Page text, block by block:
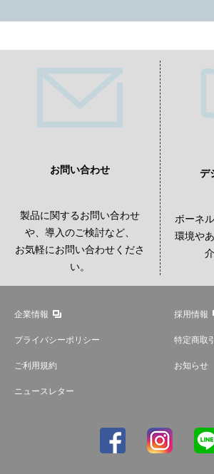
お問い合わせ
製品に関するお問い合わせ
や、導入のご検討など、
お気軽にお問い合わせくださ
い。
デ
ボーネ
環境や
企業情報 採用情報
プライバシーポリシー 特定商取
ご利用規約 お知らせ
ニュースレター